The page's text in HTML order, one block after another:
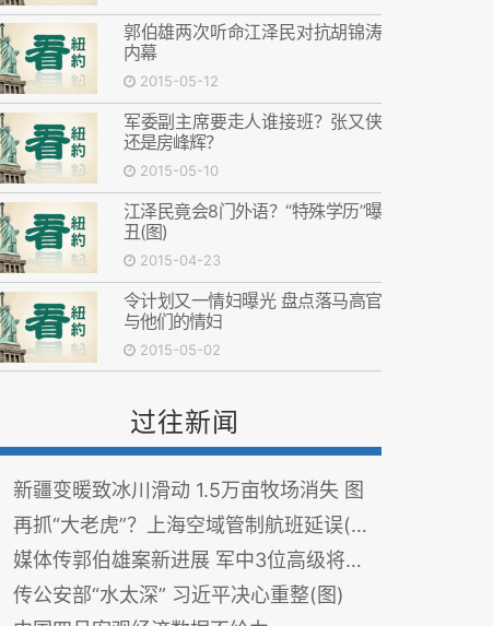
郭伯雄两次听命江泽民对抗胡锦涛
内幕
2015-05-12
军委副主席要走人谁接班？张又侠
还是房峰辉？
2015-05-10
江泽民竟会8门外语？“特殊学历”曝
丑(图)
2015-04-23
令计划又一情妇曝光 盘点落马高官
与他们的情妇
2015-05-02
过往新闻
新疆变暖致冰川滑动 1.5万亩牧场消失 图
再抓“大老虎”？上海空域管制航班延误(图)
媒体传郭伯雄案新进展 军中3位高级将领被约谈
传公安部“水太深” 习近平决心重整(图)